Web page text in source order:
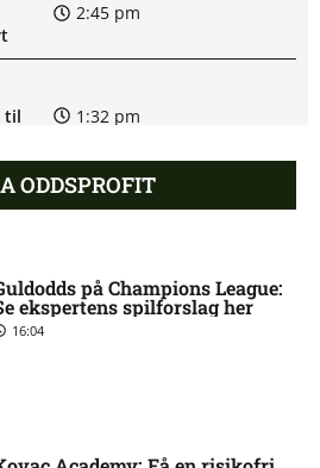
2:45 pm
til
1:32 pm
ODDSPROFIT
på Champions League:
ekspertens spilforslag her
16:04